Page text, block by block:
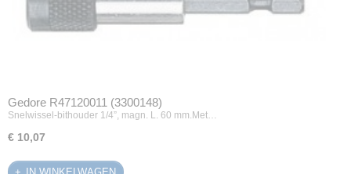
Gedore R47120011 (3300148)
Snelwissel-bithouder 1/4”, magn. L. 60 mm.Met…
€ 10,07